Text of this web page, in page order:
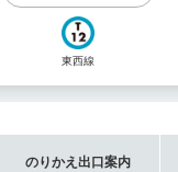
東西線
のりかえ出口案内